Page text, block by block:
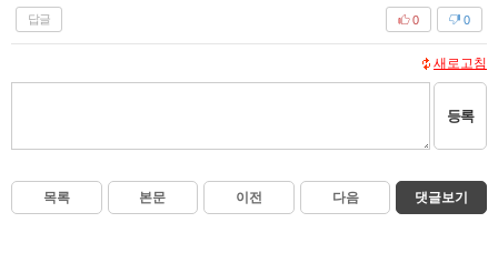
답글 0
0
새로고침
등록
목록 본문 이전 다음 댓글보기